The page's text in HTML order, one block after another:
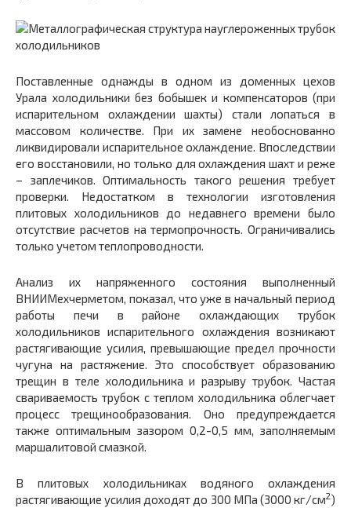
Поставленные однажды в одном из доменных цехов
Урала холодильники без бобышек и компенсаторов (при
испарительном охлаждении шахты) стали лопаться в
массовом количестве. При их замене необоснованно
ликвидировали испарительное охлаждение. Впоследствии
его восстановили, но только для охлаждения шахт и реже
– заплечиков. Оптимальность такого решения требует
проверки. Недостатком в технологии изготовления
плитовых холодильников до недавнего времени было
отсутствие расчетов на термопрочность. Ограничивались
только учетом теплопроводности.
Анализ их напряженного состояния выполненный
ВНИИМехчерметом, показал, что уже в начальный период
работы печи в районе охлаждающих трубок
холодильников испарительного охлаждения возникают
растягивающие усилия, превышающие предел прочности
чугуна на растяжение. Это способствует образованию
трещин в теле холодильника и разрыву трубок. Частая
свариваемость трубок с теплом холодильника облегчает
процесс трещинообразования. Оно предупреждается
также оптимальным зазором 0,2-0,5 мм, заполняемым
маршалитовой смазкой.
В плитовых холодильниках водяного охлаждения
растягивающие усилия доходят до 300 МПа (3000 кг/см2)